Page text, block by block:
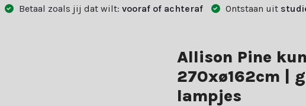
Betaal zoals jij dat wilt: vooraf of achteraf Ontstaan uit
Allison Pine
270xø162cm |
lampjes